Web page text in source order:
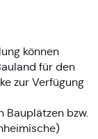
können
für den
zur Verfügung
bzw.